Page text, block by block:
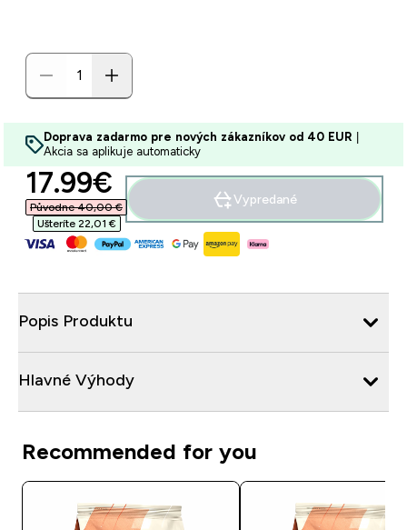
Doprava zadarmo pre nových zákazníkov od 40 EUR
Akcia sa aplikuje automaticky
discounted price
17.99€‎
Původne 40,00 €‎
Ušteríte 22,01 €‎
Vypredané
Popis Produktu
Hlavné Výhody
Recommended for you